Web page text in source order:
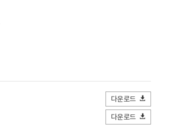
다운로드
다운로드